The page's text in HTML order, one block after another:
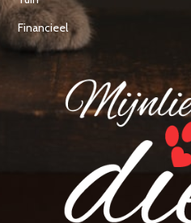
Financieel